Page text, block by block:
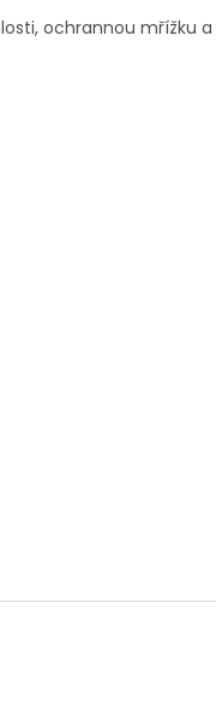
ochrannou mřížku a